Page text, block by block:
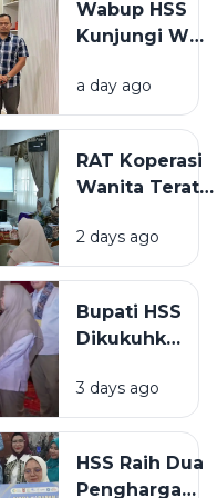
81 dan
HUT
ke-21
Wabup HSS
Kunjungi Wali
Utara, Bahas
Sinergi
Pemerintahan
dan
Pelayanan
a day ago
RAT Koperasi
Wanita Teratai
Bahas
Kepengurusan
Penguatan
Ekonomi
2 days ago
Bupati HSS
Dikukuhkan
DPC
Gerindra
Amanah
3 days ago
HSS Raih Dua
Penghargaan